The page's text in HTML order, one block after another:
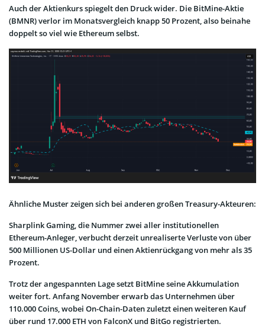
Auch der Aktienkurs spiegelt den Druck wider. Die BitMine-Aktie
(BMNR) verlor im Monatsvergleich knapp 50 Prozent, also beinahe
doppelt so viel wie Ethereum selbst.
Ähnliche Muster zeigen sich bei anderen großen Treasury-Akteuren:
Sharplink Gaming, die Nummer zwei aller institutionellen
Ethereum-Anleger, verbucht derzeit unrealiserte Verluste von über
500 Millionen US-Dollar und einen Aktienrückgang von mehr als 35
Prozent.
Trotz der angespannten Lage setzt BitMine seine Akkumulation
weiter fort. Anfang November erwarb das Unternehmen über
110.000 Coins, wobei On-Chain-Daten zuletzt einen weiteren Kauf
über rund 17.000 ETH von FalconX und BitGo registrierten.